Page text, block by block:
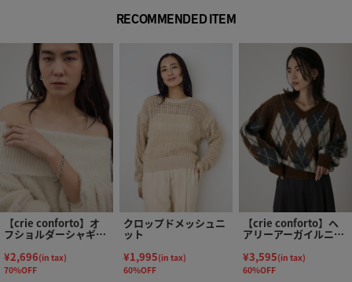
RECOMMENDED ITEM
【crie conforto】オ
フショルダーシャギー
ラメニット
¥2,696(in tax)
70%OFF
クロップドメッシュニ
ット
¥1,995(in tax)
60%OFF
【crie conforto】ヘ
アリーアーガイルニッ
ト
¥3,595(in tax)
60%OFF